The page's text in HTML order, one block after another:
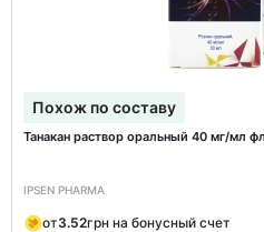
Похож по составу
Танакан раствор оральный 40 мг/мл
IPSEN PHARMA
от3.52грн на бонусный счет